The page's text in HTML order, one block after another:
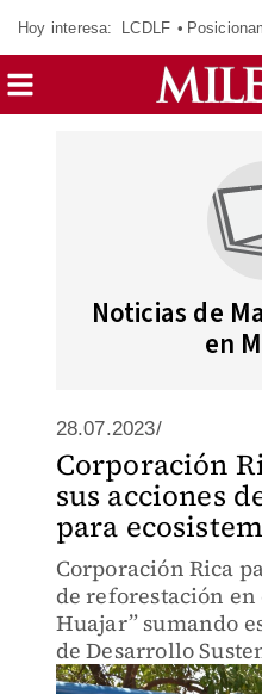
Hoy interesa: LCDLF
Noticias de
en
28.07.2023/
Corporación
sus acciones
para
Corporación Rica
de reforestación en
Huajar” sumando
de Desarrollo
del Estado de